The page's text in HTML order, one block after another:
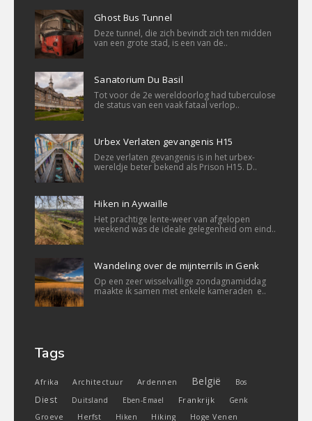
Ghost Bus Tunnel
Deze tunnel, die zich bevindt zich ten midden
van een grote stad, is een van de..
Sanatorium Du Basil
Tot voor de 2e wereldoorlog had tuberculose
de status van een vaak fataal verlop..
Urbex Verlaten gevangenis H15
Deze verlaten gevangenis is in het urbex-
wereldje beter bekend als Prison H15. D..
Hiken in Aywaille
Het prachtige lente-weer van afgelopen
weekend was de ideale gelegenheid om eind..
Wandeling over de mijnterrils in Genk
Op een zeer wisselvallige zondagnamiddag
maakte ik samen met enkele kameraden e..
Tags
Afrika Architectuur Ardennen België Bos
Diest Duitsland Eben-Emael Frankrijk
Genk
Groeve
Herfst Hiken Hiking Hoge Venen